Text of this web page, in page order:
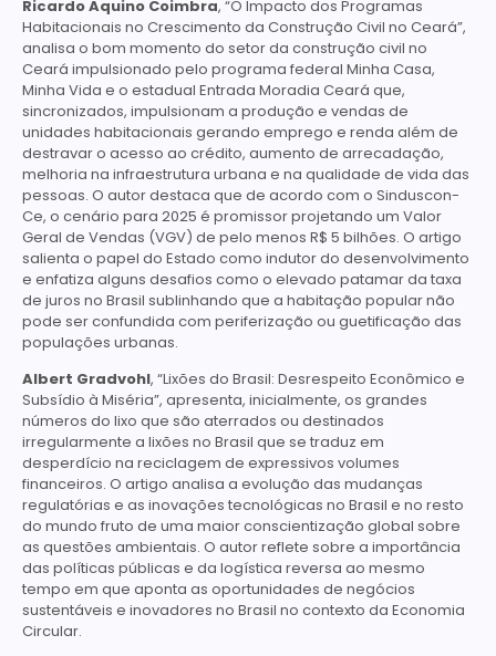
Ricardo Aquino Coimbra, “O Impacto dos Programas
Habitacionais no Crescimento da Construção Civil no Ceará”,
analisa o bom momento do setor da construção civil no
Ceará impulsionado pelo programa federal Minha Casa,
Minha Vida e o estadual Entrada Moradia Ceará que,
sincronizados, impulsionam a produção e vendas de
unidades habitacionais gerando emprego e renda além de
destravar o acesso ao crédito, aumento de arrecadação,
melhoria na infraestrutura urbana e na qualidade de vida das
pessoas. O autor destaca que de acordo com o Sinduscon-
Ce, o cenário para 2025 é promissor projetando um Valor
Geral de Vendas (VGV) de pelo menos R$ 5 bilhões. O artigo
salienta o papel do Estado como indutor do desenvolvimento
e enfatiza alguns desafios como o elevado patamar da taxa
de juros no Brasil sublinhando que a habitação popular não
pode ser confundida com periferização ou guetificação das
populações urbanas.
Albert Gradvohl, “Lixões do Brasil: Desrespeito Econômico e
Subsídio à Miséria”, apresenta, inicialmente, os grandes
números do lixo que são aterrados ou destinados
irregularmente a lixões no Brasil que se traduz em
desperdício na reciclagem de expressivos volumes
financeiros. O artigo analisa a evolução das mudanças
regulatórias e as inovações tecnológicas no Brasil e no resto
do mundo fruto de uma maior conscientização global sobre
as questões ambientais. O autor reflete sobre a importância
das políticas públicas e da logística reversa ao mesmo
tempo em que aponta as oportunidades de negócios
sustentáveis e inovadores no Brasil no contexto da Economia
Circular.